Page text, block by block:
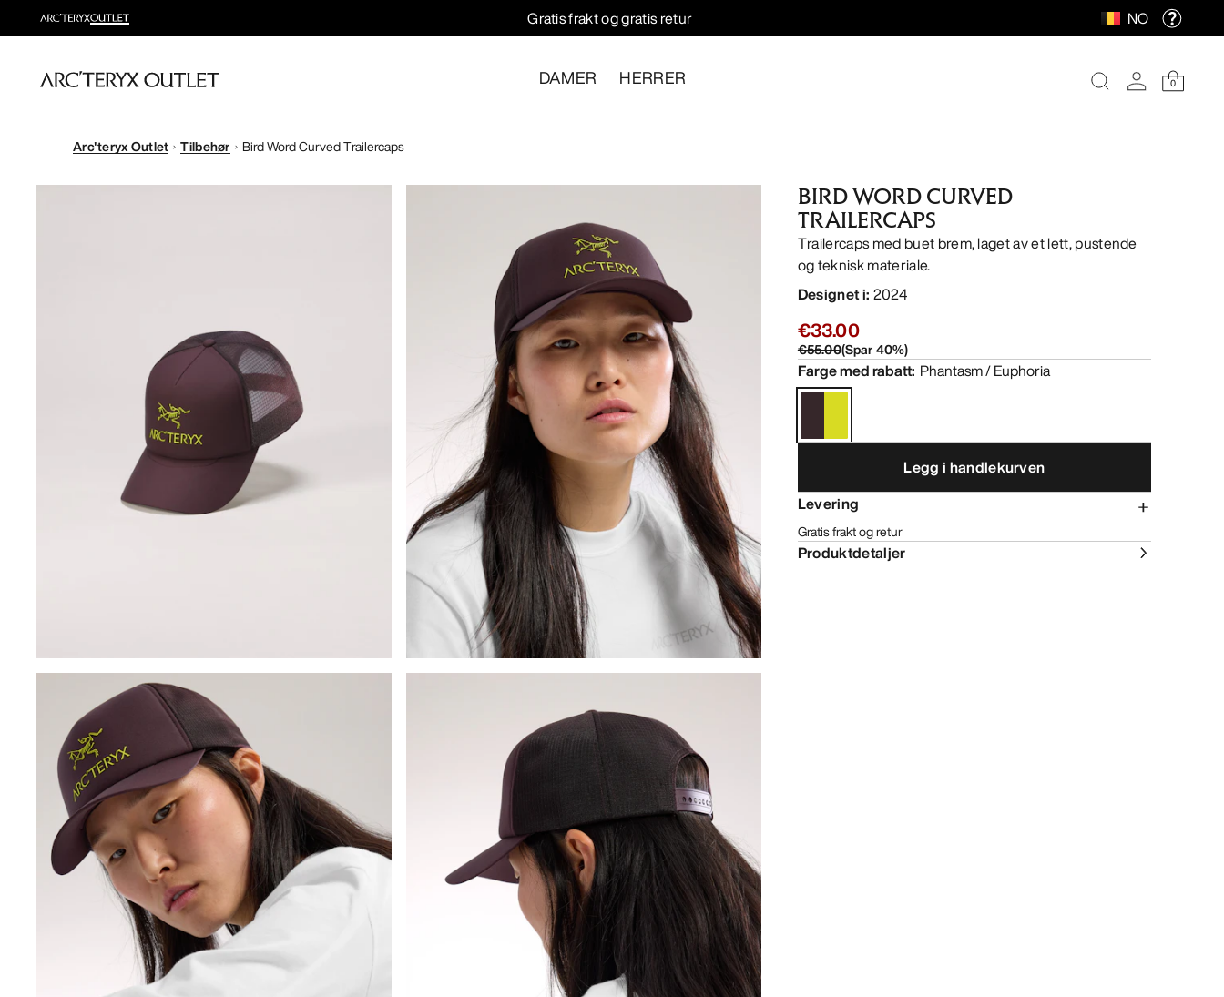
Gratis frakt og gratisretur NO
DAMER HERRER 0
Arc'teryx Outlet Tilbehør Bird Word Curved Trailercaps
BIRD WORD CURVED
TRAILERCAPS
Trailercaps med buet brem, laget av et lett, pustende
og teknisk materiale.
Designet i: 2024
€33.00
€55.00(Spar40%)
Farge med rabatt: Phantasm / Euphoria
Legg i handlekurven
Levering
Gratis frakt og retur
Produktdetaljer